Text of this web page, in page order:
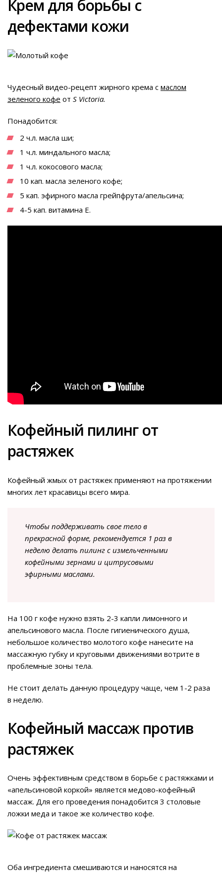
Крем для борьбы с
дефектами кожи
Чудесный видео-рецепт жирного крема с маслом
зеленого кофе от S Victoria.
Понадобится:
2 ч.л. масла ши;
1 ч.л. миндального масла;
1 ч.л. кокосового масла;
10 кап. масла зеленого кофе;
5 кап. эфирного масла грейпфрута/апельсина;
4-5 кап. витамина Е.
Кофейный пилинг от
растяжек
Кофейный жмых от растяжек применяют на протяжении
многих лет красавицы всего мира.
Чтобы поддерживать свое тело в
прекрасной форме, рекомендуется 1 раз в
неделю делать пилинг с измельченными
кофейными зернами и цитрусовыми
эфирными маслами.
На 100 г кофе нужно взять 2-3 капли лимонного и
апельсинового масла. После гигиенического душа,
небольшое количество молотого кофе нанесите на
массажную губку и круговыми движениями вотрите в
проблемные зоны тела.
Не стоит делать данную процедуру чаще, чем 1-2 раза
в неделю.
Кофейный массаж против
растяжек
Очень эффективным средством в борьбе с растяжками и
«апельсиновой коркой» является медово-кофейный
массаж. Для его проведения понадобится 3 столовые
ложки меда и такое же количество кофе.
Оба ингредиента смешиваются и наносятся на